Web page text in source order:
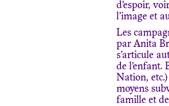
d’espoir,
l’image et
Les
par Anita
s’articule
de l’enfant.
Nation,
moyens
famille et